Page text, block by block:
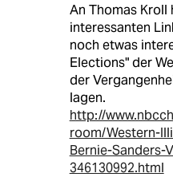
An Thomas Kroll
interessanten
noch etwas
Elections" der
der
lagen.
http://
room/Western-
Bernie-Sanders-
346130992.html